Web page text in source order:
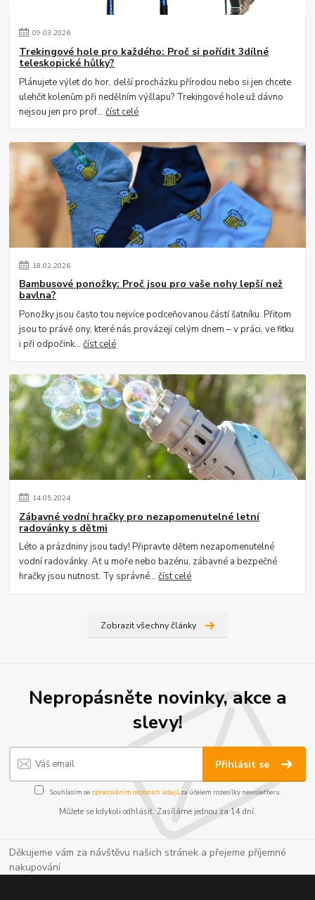
09.03.2026
Trekingové hole pro každého: Proč si pořídit 3dílné
teleskopické hůlky?
Plánujete výlet do hor, delší procházku přírodou nebo si jen chcete
ulehčit kolenům při nedělním výšlapu? Trekingové hole už dávno
nejsou jen pro prof...číst celé
18.02.2026
Bambusové ponožky: Proč jsou pro vaše nohy lepší než
bavlna?
Ponožky jsou často tou nejvíce podceňovanou částí šatníku. Přitom
jsou to právě ony, které nás provázejí celým dnem – v práci, ve fitku
i při odpočink...číst celé
14.05.2024
Zábavné vodní hračky pro nezapomenutelné letní
radovánky s dětmi
Léto a prázdniny jsou tady! Připravte dětem nezapomenutelné
vodní radovánky. Ať u moře nebo bazénu, zábavné a bezpečné
hračky jsou nutnost. Ty správné...číst celé
Zobrazit všechny články
Nepropásněte novinky, akce a
slevy!
Přihlásit se
Souhlasím se zpracováním osobních údajůza účelem rozesílky newsletteru.
Můžete se kdykoli odhlásit. Zasíláme jednou za 14 dní.
Děkujeme vám za návštěvu našich stránek a přejeme příjemné
nakupování